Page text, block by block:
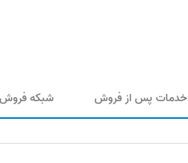
خدمات پس از فروش شبکه فروش